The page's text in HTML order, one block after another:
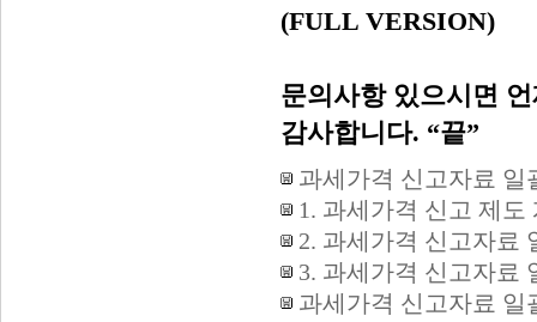
(FULL VERSION)
문의사항 있으시면
감사합니다. “끝”
과세가격 신고자료 일
1. 과세가격 신고 제
2. 과세가격 신고자료
3. 과세가격 신고자료
과세가격 신고자료 일